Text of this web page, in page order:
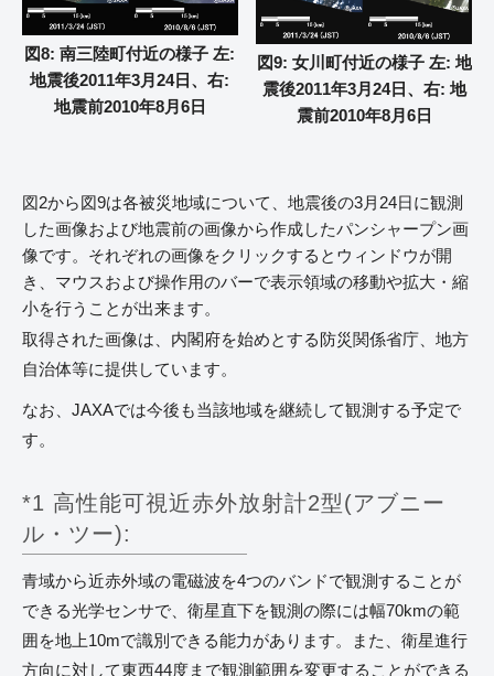
図8: 南三陸町付近の様子 左:
地震後2011年3月24日、右:
地震前2010年8月6日
図9: 女川町付近の様子 左: 地
震後2011年3月24日、右: 地
震前2010年8月6日
図2から図9は各被災地域について、地震後の3月24日に観測
した画像および地震前の画像から作成したパンシャープン画
像です。それぞれの画像をクリックするとウィンドウが開
き、マウスおよび操作用のバーで表示領域の移動や拡大・縮
小を行うことが出来ます。
取得された画像は、内閣府を始めとする防災関係省庁、地方
自治体等に提供しています。
なお、JAXAでは今後も当該地域を継続して観測する予定で
す。
*1 高性能可視近赤外放射計2型(アブニー
ル・ツー):
青域から近赤外域の電磁波を4つのバンドで観測することが
できる光学センサで、衛星直下を観測の際には幅70kmの範
囲を地上10mで識別できる能力があります。また、衛星進行
方向に対して東西44度まで観測範囲を変更することができる